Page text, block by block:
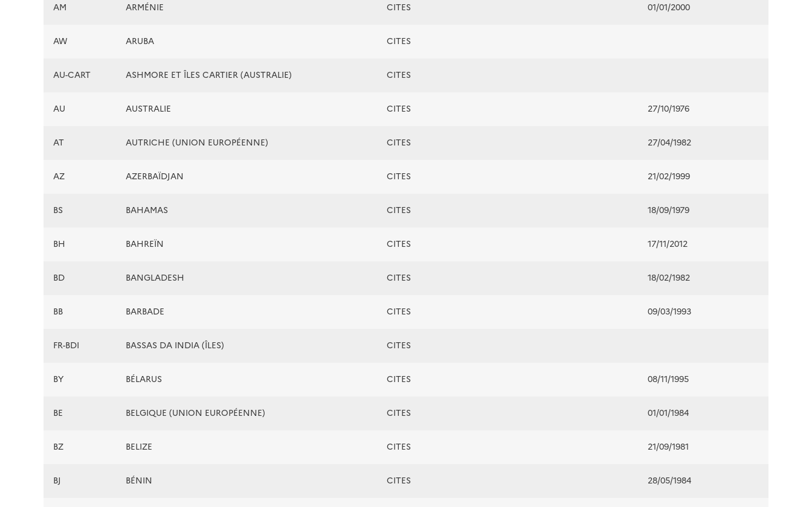
AM ARMÉNIE CITES 01/01/2000
AW ARUBA CITES
AU-CART ASHMORE ET ÎLES CARTIER (AUSTRALIE) CITES
AU AUSTRALIE CITES 27/10/1976
AT AUTRICHE (UNION EUROPÉENNE) CITES 27/04/1982
AZ AZERBAÏDJAN CITES 21/02/1999
BS BAHAMAS CITES 18/09/1979
BH BAHREÏN CITES 17/11/2012
BD BANGLADESH CITES 18/02/1982
BB BARBADE CITES 09/03/1993
FR-BDI BASSAS DA INDIA (ÎLES) CITES
BY BÉLARUS CITES 08/11/1995
BE BELGIQUE (UNION EUROPÉENNE) CITES 01/01/1984
BZ BELIZE CITES 21/09/1981
BJ BÉNIN CITES 28/05/1984